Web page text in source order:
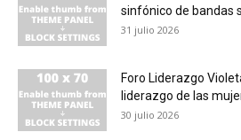
sinfónico de bandas
31 julio 2026
Foro Liderazgo
liderazgo de las
30 julio 2026